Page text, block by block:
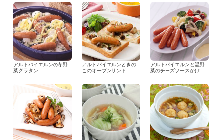
アルトバイエルンの冬野
菜グラタン
アルトバイエルンときの
このオープンサンド
アルトバイエルンと温野
菜のチーズソースかけ